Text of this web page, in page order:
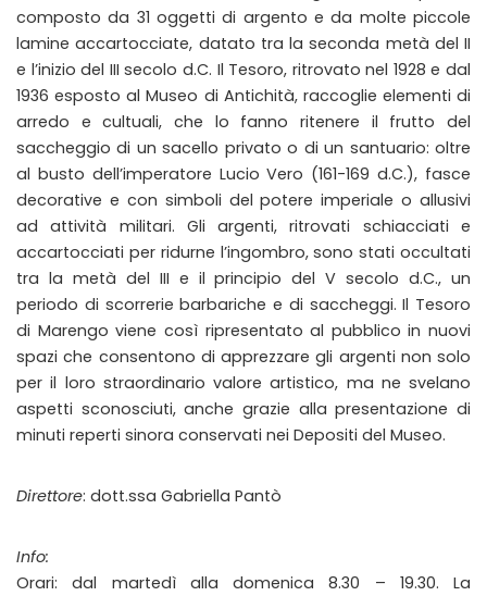
composto da 31 oggetti di argento e da molte piccole
lamine accartocciate, datato tra la seconda metà del II
e l’inizio del III secolo d.C. Il Tesoro, ritrovato nel 1928 e dal
1936 esposto al Museo di Antichità, raccoglie elementi di
arredo e cultuali, che lo fanno ritenere il frutto del
saccheggio di un sacello privato o di un santuario: oltre
al busto dell’imperatore Lucio Vero (161-169 d.C.), fasce
decorative e con simboli del potere imperiale o allusivi
ad attività militari. Gli argenti, ritrovati schiacciati e
accartocciati per ridurne l’ingombro, sono stati occultati
tra la metà del III e il principio del V secolo d.C., un
periodo di scorrerie barbariche e di saccheggi. Il Tesoro
di Marengo viene così ripresentato al pubblico in nuovi
spazi che consentono di apprezzare gli argenti non solo
per il loro straordinario valore artistico, ma ne svelano
aspetti sconosciuti, anche grazie alla presentazione di
minuti reperti sinora conservati nei Depositi del Museo.
Direttore: dott.ssa Gabriella Pantò
Info:
Orari: dal martedì alla domenica 8.30 – 19.30. La